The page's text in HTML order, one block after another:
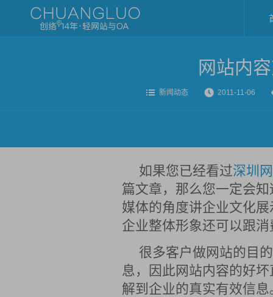
网站内
新闻动态 2011-11-06
如果您已经看过深圳
篇文章，那么您一定会
媒体的角度讲企业文化
企业整体形象还可以跟
很多客户做网站的目
息，因此网站内容的好
解到企业的真实有效信